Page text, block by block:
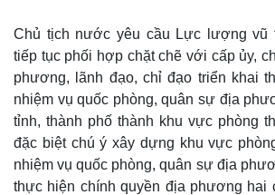
Chủ tịch nước yêu cầu Lực lượng vũ
tiếp tục phối hợp chặt chẽ với cấp ủy,
phương, lãnh đạo, chỉ đạo triển khai
nhiệm vụ quốc phòng, quân sự địa
tỉnh, thành phố thành khu vực phòng
đặc biệt chú ý xây dựng khu vực
nhiệm vụ quốc phòng, quân sự địa
thực hiện chính quyền địa phương hai